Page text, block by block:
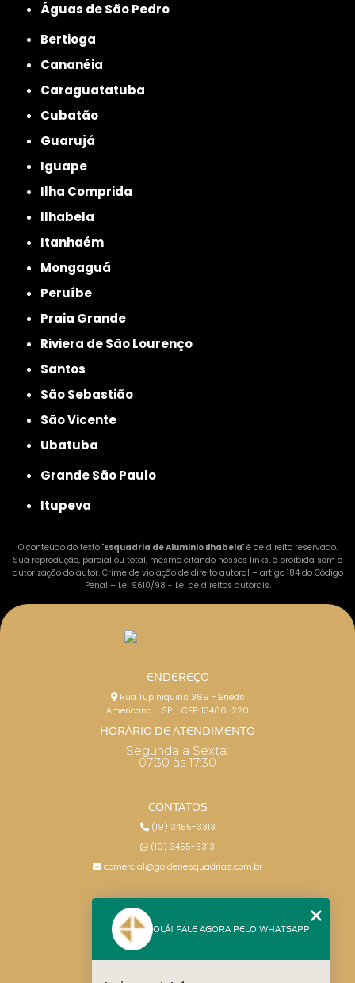
Águas de São Pedro
Bertioga
Cananéia
Caraguatatuba
Cubatão
Guarujá
Iguape
Ilha Comprida
Ilhabela
Itanhaém
Mongaguá
Peruíbe
Praia Grande
Riviera de São Lourenço
Santos
São Sebastião
São Vicente
Ubatuba
Grande São Paulo
Itupeva
O conteúdo do texto "Esquadria de Aluminio Ilhabela" é de direito reservado.
Sua reprodução, parcial ou total, mesmo citando nossos links, é proibida sem a
autorização do autor. Crime de violação de direito autoral – artigo 184 do Código
Penal – Lei 9610/98 - Lei de direitos autorais.
ENDEREÇO
Rua Tupiniquins 369 - Brieds
Americana - SP - CEP: 13466-220
HORÁRIO DE ATENDIMENTO
Segunda a Sexta:
07:30 às 17:30
CONTATOS
(19) 3455-3313
(19) 3455-3313
comercial@goldenesquadrias.com.br
HOME
OLÁ! FALE AGORA PELO WHATSAPP